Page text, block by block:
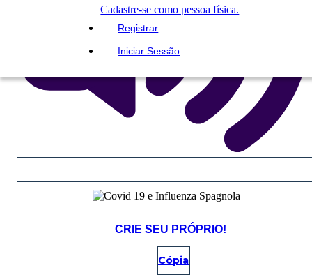
Cadastre-se como pessoa física.
Registrar
Iniciar Sessão
CRIE SEU PRÓPRIO!
Cópia